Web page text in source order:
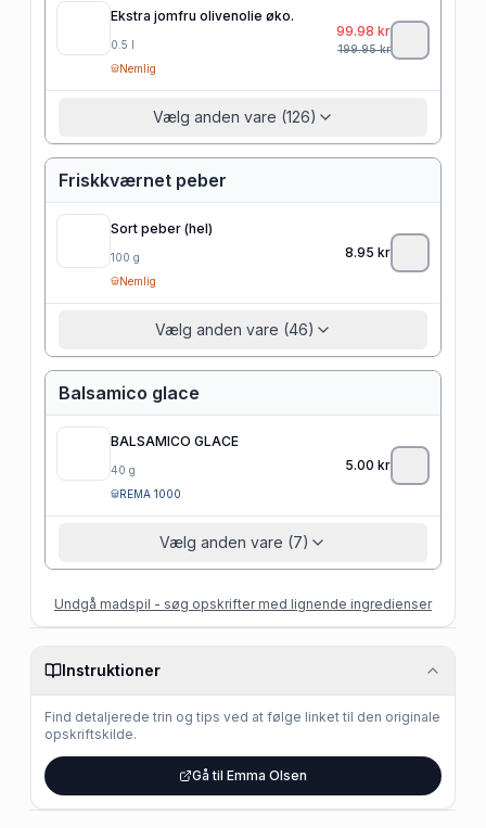
Ekstra jomfru olivenolie øko.
0.5 l
Nemlig
99.98 kr
199.95kr
Vælg anden vare (126)
Friskkværnet peber
Sort peber (hel)
100 g
Nemlig
8.95 kr
Vælg anden vare (46)
Balsamico glace
BALSAMICO GLACE
40 g
REMA 1000
5.00 kr
Vælg anden vare (7)
Undgå madspil - søg opskrifter med lignende ingredienser
Instruktioner
Find detaljerede trin og tips ved at følge linket til den originale
opskriftskilde.
Gå til Emma Olsen